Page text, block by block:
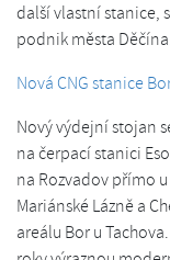
další vlastní stanice,
podnik města
Nová CNG stanice
Nový výdejní stojan
na čerpací stanici
na Rozvadov přímo
Mariánské Lázně a
areálu Bor u